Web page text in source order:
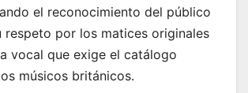
el reconocimiento del público
respeto por los matices originales
vocal que exige el catálogo
músicos británicos.